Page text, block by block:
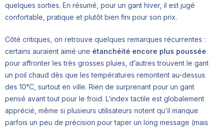
quelques sorties. En résumé, pour un gant hiver, il est jugé
confortable, pratique et plutôt bien fini pour son prix.
Côté critiques, on retrouve quelques remarques récurrentes :
certains auraient aimé une étanchéité encore plus poussée
pour affronter les très grosses pluies, d’autres trouvent le gant
un poil chaud dès que les températures remontent au-dessus
des 10°C, surtout en ville. Rien de surprenant pour un gant
pensé avant tout pour le froid. L’index tactile est globalement
apprécié, même si plusieurs utilisateurs notent qu’il manque
parfois un peu de précision pour taper un long message (mais